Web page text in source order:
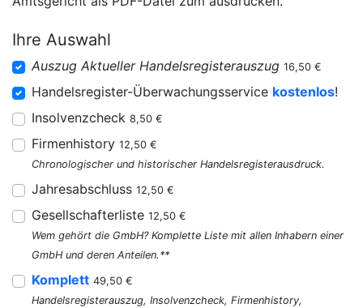
Ihre Auswahl
Auszug Aktueller Handelsregisterauszug 16,50 €
Handelsregister-Überwachungsservice kostenlos!
Insolvenzcheck 8,50 €
Firmenhistory 12,50 €
Chronologischer und historischer Handelsregisterausdruck.
Jahresabschluss 12,50 €
Gesellschafterliste 12,50 €
Wem gehört die GmbH? Komplette Liste mit allen Inhabern einer
GmbH und deren Anteilen.**
Komplett 49,50 €
Handelsregisterauszug, Insolvenzcheck, Firmenhistory,